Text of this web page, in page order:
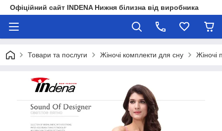
Офіційний сайт INDENA Нижня білизна від виробника
Товари та послуги Жіночі комплекти для сну Жіночі